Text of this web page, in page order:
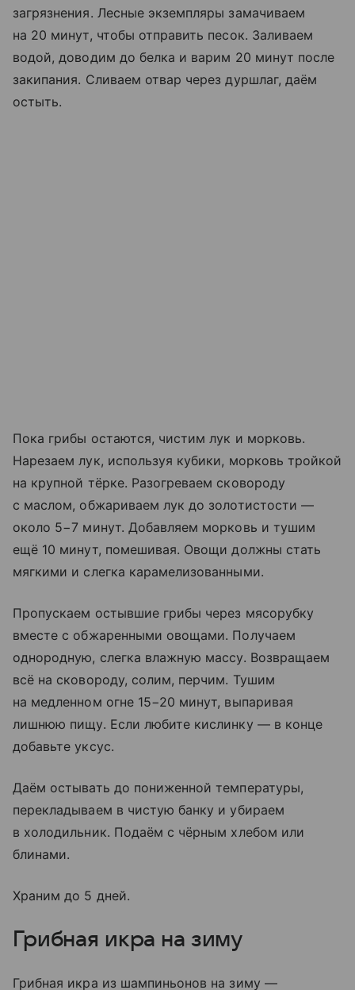
загрязнения. Лесные экземпляры замачиваем
на 20 минут, чтобы отправить песок. Заливаем
водой, доводим до белка и варим 20 минут после
закипания. Сливаем отвар через дуршлаг, даём
остыть.
Пока грибы остаются, чистим лук и морковь.
Нарезаем лук, используя кубики, морковь тройкой
на крупной тёрке. Разогреваем сковороду
с маслом, обжариваем лук до золотистости —
около 5−7 минут. Добавляем морковь и тушим
ещё 10 минут, помешивая. Овощи должны стать
мягкими и слегка карамелизованными.
Пропускаем остывшие грибы через мясорубку
вместе с обжаренными овощами. Получаем
однородную, слегка влажную массу. Возвращаем
всё на сковороду, солим, перчим. Тушим
на медленном огне 15−20 минут, выпаривая
лишнюю пищу. Если любите кислинку — в конце
добавьте уксус.
Даём остывать до пониженной температуры,
перекладываем в чистую банку и убираем
в холодильник. Подаём с чёрным хлебом или
блинами.
Храним до 5 дней.
Грибная икра на зиму
Грибная икра из шампиньонов на зиму —